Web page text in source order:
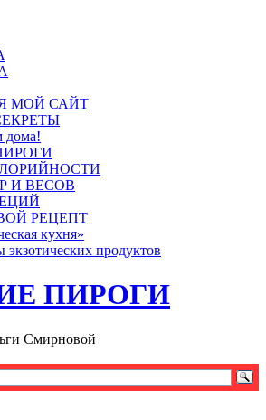
МОЙ САЙТ
дома!
И ВЕСОВ
РЕЦЕПТ
кухня»
экзотических продуктов
ПИРОГИ
Смирновой